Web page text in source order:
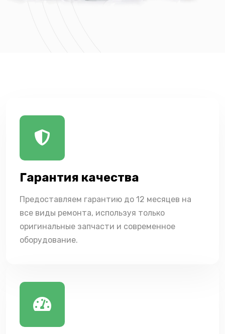
Гарантия качества
Предоставляем гарантию до 12 месяцев на
все виды ремонта, используя только
оригинальные запчасти и современное
оборудование.